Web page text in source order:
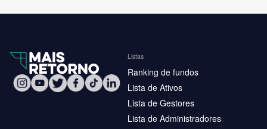
Listas
Ranking de fundos
Lista de Ativos
Lista de Gestores
Lista de Administradores